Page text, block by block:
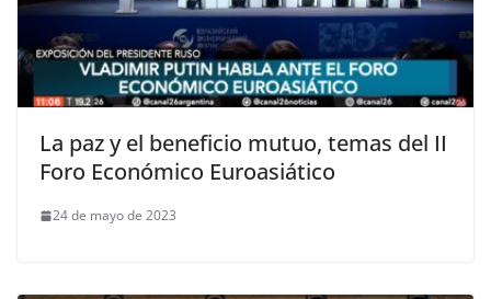
La paz y el beneficio mutuo, temas del II
Foro Económico Euroasiático
24 de mayo de 2023